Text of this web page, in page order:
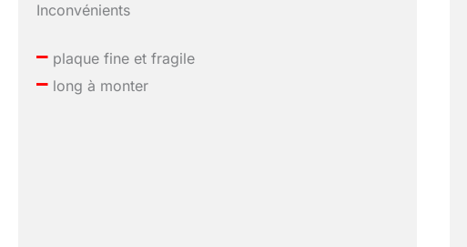
Inconvénients
– plaque fine et fragile
– long à monter